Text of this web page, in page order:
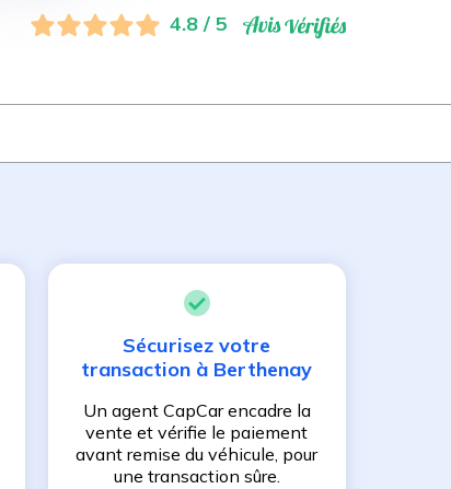
4.8 / 5
Sécurisez votre
transaction à Berthenay
Un agent CapCar encadre la
vente et vérifie le paiement
avant remise du véhicule, pour
une transaction sûre.